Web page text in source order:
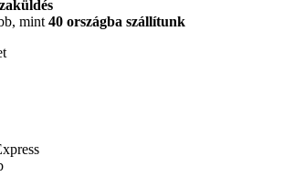
mint 40 országba szállítunk